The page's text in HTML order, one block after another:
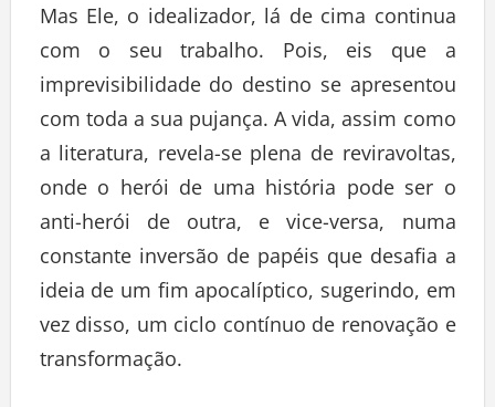
Mas Ele, o idealizador, lá de cima continua
com o seu trabalho. Pois, eis que a
imprevisibilidade do destino se apresentou
com toda a sua pujança. A vida, assim como
a literatura, revela-se plena de reviravoltas,
onde o herói de uma história pode ser o
anti-herói de outra, e vice-versa, numa
constante inversão de papéis que desafia a
ideia de um fim apocalíptico, sugerindo, em
vez disso, um ciclo contínuo de renovação e
transformação.